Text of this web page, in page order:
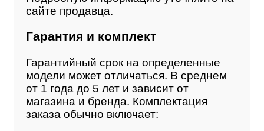
сайте продавца.
Гарантия и комплект
Гарантийный срок на определенные
модели может отличаться. В среднем
от 1 года до 5 лет и зависит от
магазина и бренда. Комплектация
заказа обычно включает: